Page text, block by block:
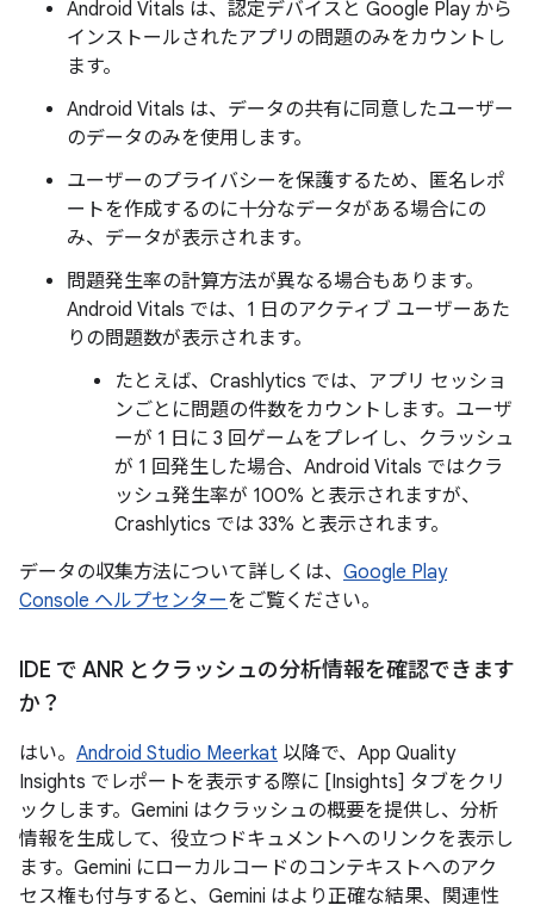
Android Vitals は、認定デバイスと Google Play から
インストールされたアプリの問題のみをカウントし
ます。
Android Vitals は、データの共有に同意したユーザー
のデータのみを使用します。
ユーザーのプライバシーを保護するため、匿名レポ
ートを作成するのに十分なデータがある場合にの
み、データが表示されます。
問題発生率の計算方法が異なる場合もあります。
Android Vitals では、1 日のアクティブ ユーザーあた
りの問題数が表示されます。
たとえば、Crashlytics では、アプリ セッショ
ンごとに問題の件数をカウントします。ユーザ
ーが 1 日に 3 回ゲームをプレイし、クラッシュ
が 1 回発生した場合、Android Vitals ではクラ
ッシュ発生率が 100% と表示されますが、
Crashlytics では 33% と表示されます。
データの収集方法について詳しくは、 Google Play
Console ヘルプセンターをご覧ください。
IDE で ANR とクラッシュの分析情報を確認できます
か？
はい。 Android Studio Meerkat 以降で、App Quality
Insights でレポートを表示する際に [Insights] タブをクリ
ックします。Gemini はクラッシュの概要を提供し、分析
情報を生成して、役立つドキュメントへのリンクを表示し
ます。Gemini にローカルコードのコンテキストへのアク
セス権も付与すると、Gemini はより正確な結果、関連性